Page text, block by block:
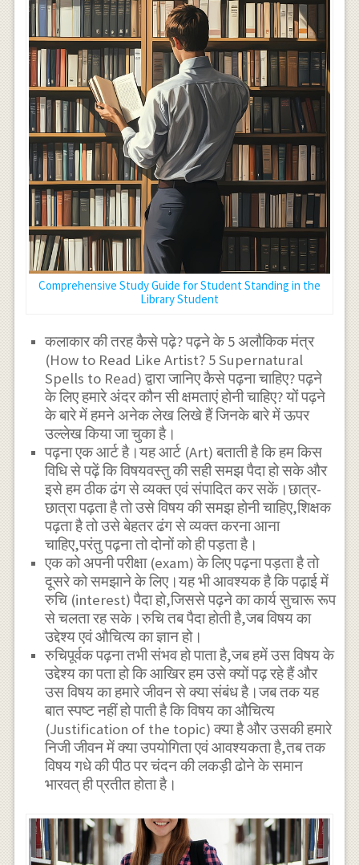
Comprehensive Study Guide for Student Standing in the
Library Student
कलाकार की तरह कैसे पढ़े? पढ़ने के 5 अलौकिक मंत्र
(How to Read Like Artist? 5 Supernatural
Spells to Read) द्वारा जानिए कैसे पढ़ना चाहिए? पढ़ने
के लिए हमारे अंदर कौन सी क्षमताएं होनी चाहिए? यों पढ़ने
के बारे में हमने अनेक लेख लिखे हैं जिनके बारे में ऊपर
उल्लेख किया जा चुका है।
पढ़ना एक आर्ट है।यह आर्ट (Art) बताती है कि हम किस
विधि से पढ़ें कि विषयवस्तु की सही समझ पैदा हो सके और
इसे हम ठीक ढंग से व्यक्त एवं संपादित कर सकें।छात्र-
छात्रा पढ़ता है तो उसे विषय की समझ होनी चाहिए,शिक्षक
पढ़ता है तो उसे बेहतर ढंग से व्यक्त करना आना
चाहिए,परंतु पढ़ना तो दोनों को ही पड़ता है।
एक को अपनी परीक्षा (exam) के लिए पढ़ना पड़ता है तो
दूसरे को समझाने के लिए।यह भी आवश्यक है कि पढ़ाई में
रुचि (interest) पैदा हो,जिससे पढ़ने का कार्य सुचारू रूप
से चलता रह सके।रुचि तब पैदा होती है,जब विषय का
उद्देश्य एवं औचित्य का ज्ञान हो।
रुचिपूर्वक पढ़ना तभी संभव हो पाता है,जब हमें उस विषय के
उद्देश्य का पता हो कि आखिर हम उसे क्यों पढ़ रहे हैं और
उस विषय का हमारे जीवन से क्या संबंध है।जब तक यह
बात स्पष्ट नहीं हो पाती है कि विषय का औचित्य
(Justification of the topic) क्या है और उसकी हमारे
निजी जीवन में क्या उपयोगिता एवं आवश्यकता है,तब तक
विषय गधे की पीठ पर चंदन की लकड़ी ढोने के समान
भारवत् ही प्रतीत होता है।